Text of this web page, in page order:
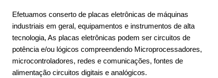
Efetuamos conserto de placas eletrônicas de máquinas
industriais em geral, equipamentos e instrumentos de alta
tecnologia, As placas eletrônicas podem ser circuitos de
potência e/ou lógicos compreendendo Microprocessadores,
microcontroladores, redes e comunicações, fontes de
alimentação circuitos digitais e analógicos.